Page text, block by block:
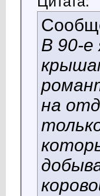
В 90-е
на